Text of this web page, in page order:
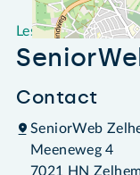
Leslocatie
Contact
SeniorWeb
Meeneweg 4
7021 HN